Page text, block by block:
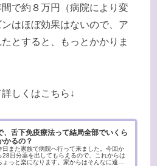
間で約８万円（病院により変
はほぼ効果はないので、ア
とすると、もっとかかりま
しくはこちら↓
、舌下免疫療法って結局全部でいくら
かるの？
日また家族で病院へ行って来ました。今回か
28日分薬を出してもらえるので、これからは
ょっと楽になります。家からはそんなに遠く